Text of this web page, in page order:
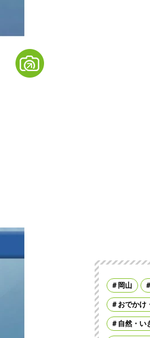
岡山
おでかけ
自然・い